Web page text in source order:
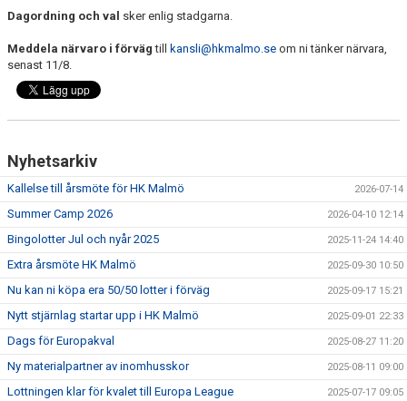
VILL DU BLI PARTNER I HK MALMÖ
Dagordning och val sker enlig stadgarna.
Meddela närvaro i förväg till kansli@hkmalmo.se om ni tänker närvara,
senast 11/8.
Nyhetsarkiv
Kallelse till årsmöte för HK Malmö 2026-07-14
Summer Camp 2026 2026-04-10 12:14
Bingolotter Jul och nyår 2025 2025-11-24 14:40
Extra årsmöte HK Malmö 2025-09-30 10:50
Nu kan ni köpa era 50/50 lotter i förväg 2025-09-17 15:21
Nytt stjärnlag startar upp i HK Malmö 2025-09-01 22:33
Dags för Europakval 2025-08-27 11:20
Ny materialpartner av inomhusskor 2025-08-11 09:00
Lottningen klar för kvalet till Europa League 2025-07-17 09:05